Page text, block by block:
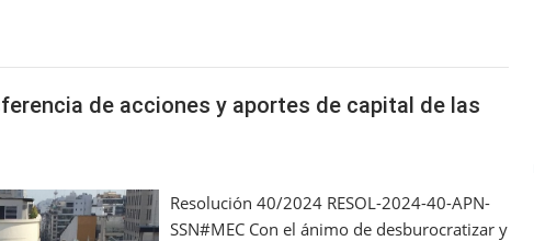
de acciones y aportes de capital de las
Resolución 40/2024 RESOL-2024-40-APN-
SSN#MEC Con el ánimo de desburocratizar y